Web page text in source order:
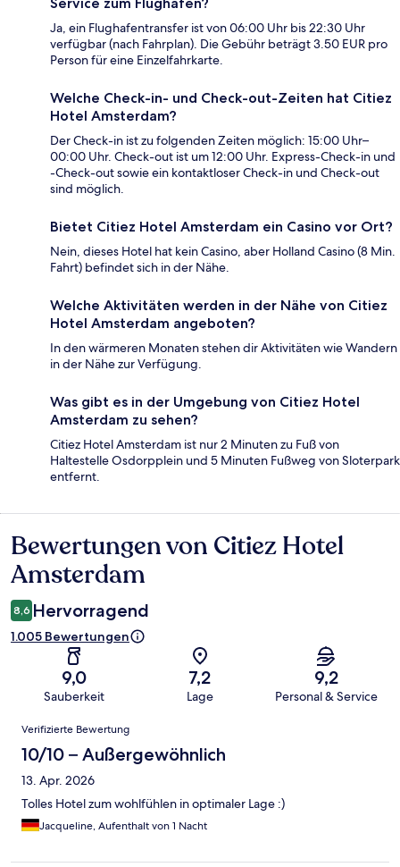
Ja, ein Flughafentransfer ist von 06:00 Uhr bis 22:30 Uhr
verfügbar (nach Fahrplan). Die Gebühr beträgt 3.50 EUR pro
Person für eine Einzelfahrkarte.
Welche Check-in- und Check-out-Zeiten hat Citiez
Hotel Amsterdam?
Der Check-in ist zu folgenden Zeiten möglich: 15:00 Uhr–
00:00 Uhr. Check-out ist um 12:00 Uhr. Express-Check-in und
-Check-out sowie ein kontaktloser Check-in und Check-out
sind möglich.
Bietet Citiez Hotel Amsterdam ein Casino vor Ort?
Nein, dieses Hotel hat kein Casino, aber Holland Casino (8 Min.
Fahrt) befindet sich in der Nähe.
Welche Aktivitäten werden in der Nähe von Citiez
Hotel Amsterdam angeboten?
In den wärmeren Monaten stehen dir Aktivitäten wie Wandern
in der Nähe zur Verfügung.
Was gibt es in der Umgebung von Citiez Hotel
Amsterdam zu sehen?
Citiez Hotel Amsterdam ist nur 2 Minuten zu Fuß von
Haltestelle Osdorpplein und 5 Minuten Fußweg von Sloterpark
entfernt.
Bewertungen
Bewertungen von Citiez Hotel
Amsterdam
8,6 Hervorragend
1.005 Bewertungen
9,0
Sauberkeit
7,2
Lage
9,2
Personal & Service
Bewertungen
Verifizierte Bewertung
10/10 – Außergewöhnlich
13. Apr. 2026
Tolles Hotel zum wohlfühlen in optimaler Lage :)
Jacqueline, Aufenthalt von 1 Nacht